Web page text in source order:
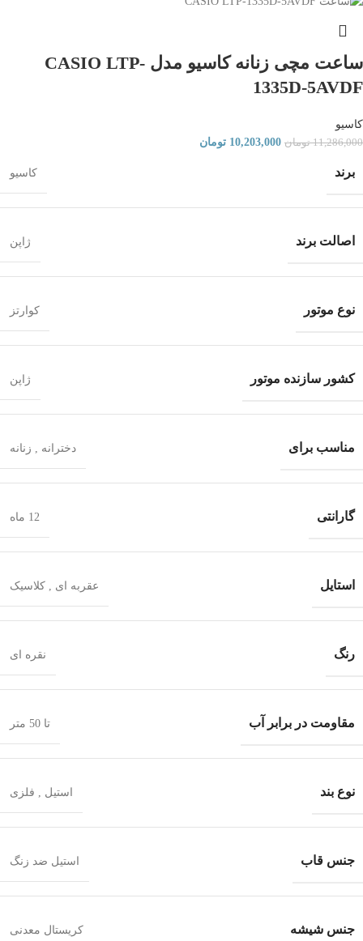
ساعت مچی زنانه کاسیو مدل CASIO LTP-
1335D-5AVDF
کاسیو
11,286,000 تومان 10,203,000 تومان
برند کاسیو
اصالت برند ژاپن
نوع موتور کوارتز
کشور سازنده موتور ژاپن
مناسب برای دخترانه زنانه
گارانتی 12 ماه
استایل عقربه ای کلاسیک
رنگ نقره ای
مقاومت در برابر آب تا 50 متر
نوع بند استیل فلزی
جنس قاب استیل ضد زنگ
جنس شیشه کریستال معدنی